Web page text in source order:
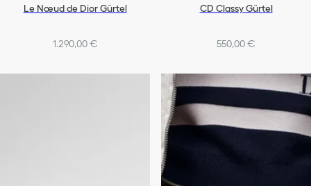
Le Nœud de Dior Gürtel
1.290,00 €
CD Classy Gürtel
550,00 €